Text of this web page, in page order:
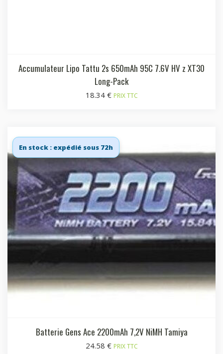
Accumulateur Lipo Tattu 2s 650mAh 95C 7.6V HV z XT30
Long-Pack
18.34 € PRIX TTC
En stock : expédié sous 72h
Batterie Gens Ace 2200mAh 7,2V NiMH Tamiya
24.58 € PRIX TTC